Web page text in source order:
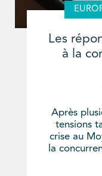
Les
à la
Après
tensions
crise au
la